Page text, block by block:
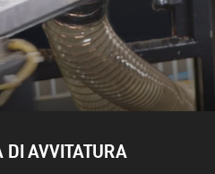
DI AVVITATURA